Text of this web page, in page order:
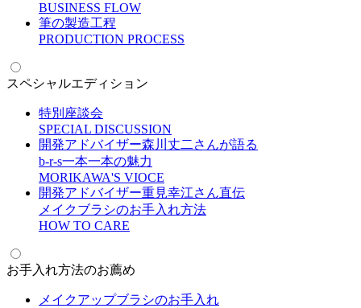
BUSINESS FLOW
筆の製造工程
PRODUCTION PROCESS
スペシャルエディション
特別座談会
SPECIAL DISCUSSION
開発アドバイザー森川丈二さんが語る
b-r-s一本一本の魅力
MORIKAWA'S VIOCE
開発アドバイザー重見幸江さん直伝
メイクブラシのお手入れ方法
HOW TO CARE
お手入れ方法のお薦め
メイクアップブラシのお手入れ